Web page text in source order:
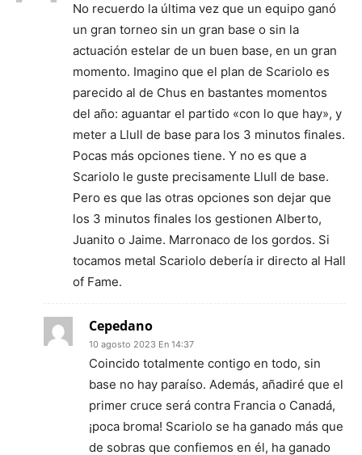
No recuerdo la última vez que un equipo ganó
un gran torneo sin un gran base o sin la
actuación estelar de un buen base, en un gran
momento. Imagino que el plan de Scariolo es
parecido al de Chus en bastantes momentos
del año: aguantar el partido «con lo que hay», y
meter a Llull de base para los 3 minutos finales.
Pocas más opciones tiene. Y no es que a
Scariolo le guste precisamente Llull de base.
Pero es que las otras opciones son dejar que
los 3 minutos finales los gestionen Alberto,
Juanito o Jaime. Marronaco de los gordos. Si
tocamos metal Scariolo debería ir directo al Hall
of Fame.
Cepedano
10 agosto 2023 En 14:37
Coincido totalmente contigo en todo, sin
base no hay paraíso. Además, añadiré que el
primer cruce será contra Francia o Canadá,
¡poca broma! Scariolo se ha ganado más que
de sobras que confiemos en él, ha ganado